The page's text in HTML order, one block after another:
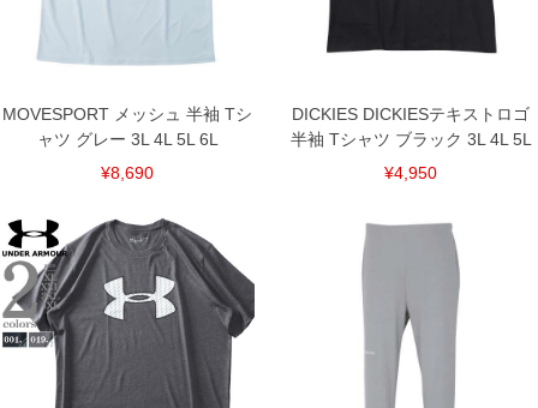
裾上げ料金は500円+税となります。
備考欄に股下●cmとご記入下さい。（裾上げ無料対象商品は1本につき税込6,000円以
尚、裾上げした商品は返品・交換不可となりますので、予めご了承下さい。
一部、お直しに対応出来ない商品がございます。(例：裾にファスナーや調節ひもが付
ください。
※当店での掲載商品は、実店鋪と在庫を共用しておりますので店頭での売り違い、店
舗からのお取り寄せ等により、お客様にご迷惑をお掛けしてしまう場合がございま
す。そのようなことがない様最大限に努めておりますが、もしあった場合速やかにご
連絡させて頂きますので予めご了承ください。
MOVESPORT メッシュ 半袖 Tシ
ャツ グレー 3L 4L 5L 6L
¥8,690
DICKIES DICKIESテキストロゴ
半袖 Tシャツ ブラック 3L 4L 5L
¥4,950